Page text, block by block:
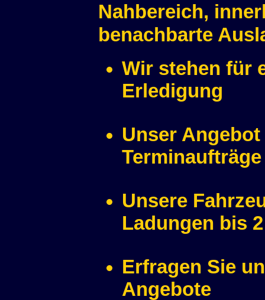
Nahbereich,
benachbarte
Wir stehen für
Erledigung
Unser
Terminaufträge
Unsere
Ladungen bis
Erfragen Sie
Angebote